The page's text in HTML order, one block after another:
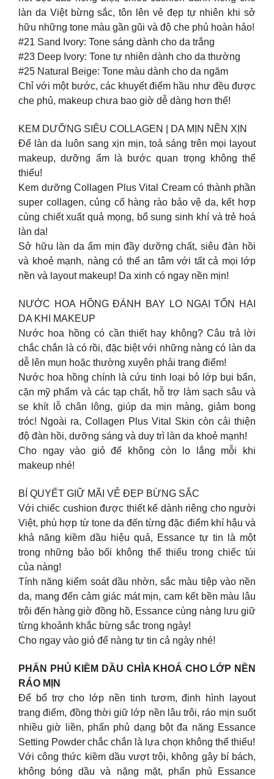
làn da Việt bừng sắc, tôn lên vẻ đẹp tự nhiên khi sở
hữu những tone màu gần gũi và độ che phủ hoàn hảo!
#21 Sand Ivory: Tone sáng dành cho da trắng
#23 Deep Ivory: Tone tự nhiên dành cho da thường
#25 Natural Beige: Tone màu dành cho da ngăm
Chỉ với một bước, các khuyết điểm hầu như đều được
che phủ, makeup chưa bao giờ dễ dàng hơn thế!
KEM DƯỠNG SIÊU COLLAGEN | DA MỊN NỀN XỊN
Để làn da luôn sang xịn mịn, toả sáng trên mọi layout
makeup, dưỡng ẩm là bước quan trọng không thể
thiếu!
Kem dưỡng Collagen Plus Vital Cream có thành phần
super collagen, củng cố hàng rào bảo vệ da, kết hợp
cùng chiết xuất quả mọng, bổ sung sinh khí và trẻ hoá
làn da!
Sở hữu làn da ẩm mịn đầy dưỡng chất, siêu đàn hồi
và khoẻ mạnh, nàng có thể an tâm với tất cả mọi lớp
nền và layout makeup! Da xinh có ngay nền mịn!
NƯỚC HOA HỒNG ĐÁNH BAY LO NGẠI TỔN HẠI
DA KHI MAKEUP
Nước hoa hồng có cần thiết hay không? Câu trả lời
chắc chắn là có rồi, đặc biệt với những nàng có làn da
dễ lên mụn hoặc thường xuyên phải trang điểm!
Nước hoa hồng chính là cứu tinh loại bỏ lớp bụi bẩn,
cặn mỹ phẩm và các tạp chất, hỗ trợ làm sạch sâu và
se khít lỗ chân lông, giúp da mịn màng, giảm bong
tróc! Ngoài ra, Collagen Plus Vital Skin còn cải thiện
độ đàn hồi, dưỡng sáng và duy trì làn da khoẻ mạnh!
Cho ngay vào giỏ để không còn lo lắng mỗi khi
makeup nhé!
BÍ QUYẾT GIỮ MÃI VẺ ĐẸP BỪNG SẮC
Với chiếc cushion được thiết kế dành riêng cho người
Việt, phù hợp từ tone da đến từng đặc điểm khí hậu và
khả năng kiềm dầu hiệu quả, Essance tự tin là một
trong những bảo bối không thể thiếu trong chiếc túi
của nàng!
Tính năng kiểm soát dầu nhờn, sắc màu tiệp vào nền
da, mang đến cảm giác mát mịn, cam kết bền màu lâu
trôi đến hàng giờ đồng hồ, Essance cùng nàng lưu giữ
từng khoảnh khắc bừng sắc trong ngày!
Cho ngay vào giỏ để nàng tự tin cả ngày nhé!
PHẤN PHỦ KIỀM DẦU CHÌA KHOÁ CHO LỚP NỀN
RÁO MỊN
Để bổ trợ cho lớp nền tinh tươm, định hình layout
trang điểm, đồng thời giữ lớp nền lâu trôi, ráo mịn suốt
nhiều giờ liền, phấn phủ dạng bột đa năng Essance
Setting Powder chắc chắn là lựa chọn không thể thiếu!
Với công thức kiềm dầu vượt trội, không gây bí bách,
không bóng dầu và nặng mặt, phấn phủ Essance